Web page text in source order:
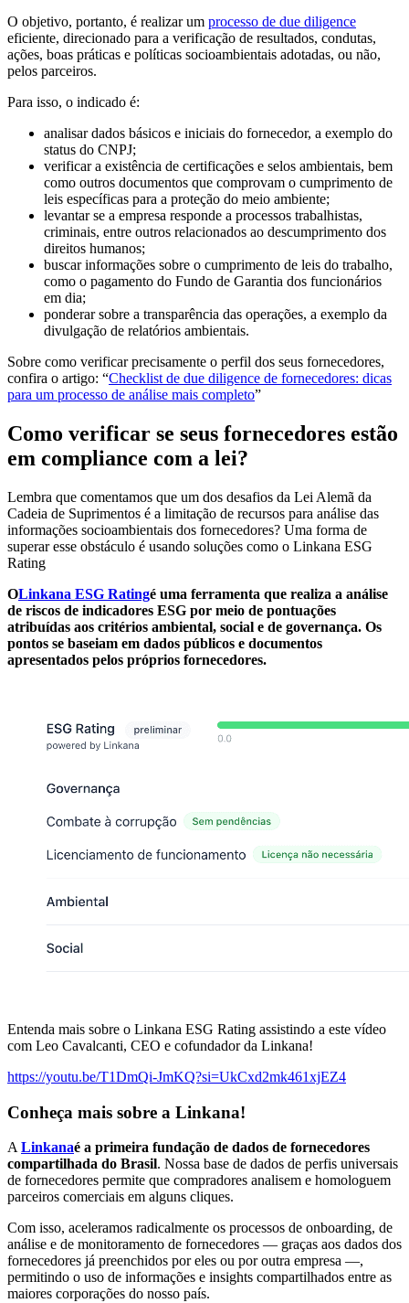
O objetivo, portanto, é realizar um processo de due diligence
eficiente, direcionado para a verificação de resultados, condutas,
ações, boas práticas e políticas socioambientais adotadas, ou não,
pelos parceiros.
Para isso, o indicado é:
analisar dados básicos e iniciais do fornecedor, a exemplo do
status do CNPJ;
verificar a existência de certificações e selos ambientais, bem
como outros documentos que comprovam o cumprimento de
leis específicas para a proteção do meio ambiente;
levantar se a empresa responde a processos trabalhistas,
criminais, entre outros relacionados ao descumprimento dos
direitos humanos;
buscar informações sobre o cumprimento de leis do trabalho,
como o pagamento do Fundo de Garantia dos funcionários
em dia;
ponderar sobre a transparência das operações, a exemplo da
divulgação de relatórios ambientais.
Sobre como verificar precisamente o perfil dos seus fornecedores,
confira o artigo: “Checklist de due diligence de fornecedores: dicas
para um processo de análise mais completo”
Como verificar se seus fornecedores estão
em compliance com a lei?
Lembra que comentamos que um dos desafios da Lei Alemã da
Cadeia de Suprimentos é a limitação de recursos para análise das
informações socioambientais dos fornecedores? Uma forma de
superar esse obstáculo é usando soluções como o Linkana ESG
Rating
OLinkana ESG Ratingé uma ferramenta que realiza a análise
de riscos de indicadores ESG por meio de pontuações
atribuídas aos critérios ambiental, social e de governança. Os
pontos se baseiam em dados públicos e documentos
apresentados pelos próprios fornecedores.
Entenda mais sobre o Linkana ESG Rating assistindo a este vídeo
com Leo Cavalcanti, CEO e cofundador da Linkana!
https://youtu.be/T1DmQi-JmKQ?si=UkCxd2mk461xjEZ4
Conheça mais sobre a Linkana!
A Linkanaé a primeira fundação de dados de fornecedores
compartilhada do Brasil. Nossa base de dados de perfis universais
de fornecedores permite que compradores analisem e homologuem
parceiros comerciais em alguns cliques.
Com isso, aceleramos radicalmente os processos de onboarding, de
análise e de monitoramento de fornecedores — graças aos dados dos
fornecedores já preenchidos por eles ou por outra empresa —,
permitindo o uso de informações e insights compartilhados entre as
maiores corporações do nosso país.